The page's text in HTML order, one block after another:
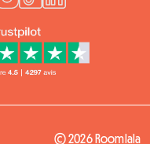
© 2026 Roomlala